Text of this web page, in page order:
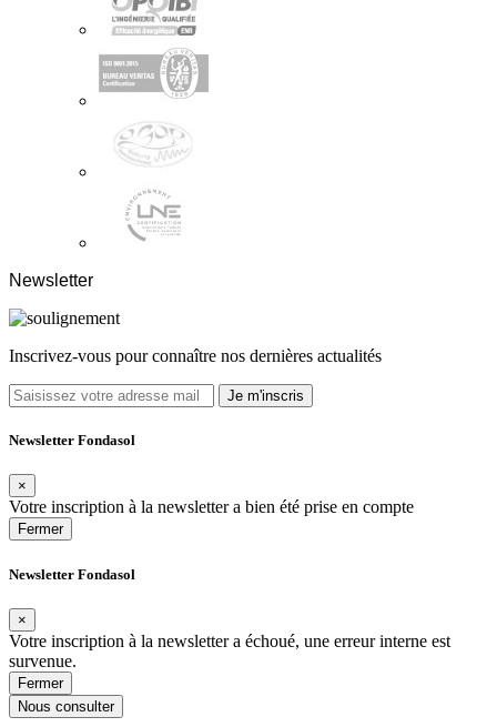
Newsletter
Inscrivez-vous pour connaître nos dernières actualités
Je m'inscris
Newsletter Fondasol
×
Votre inscription à la newsletter a bien été prise en compte
Fermer
Newsletter Fondasol
×
Votre inscription à la newsletter a échoué, une erreur interne est
survenue.
Fermer
Nous consulter